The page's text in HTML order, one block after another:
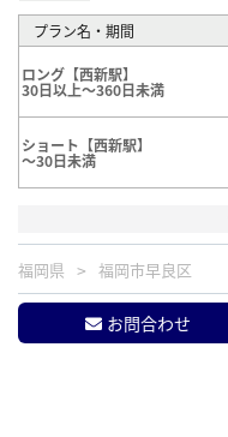
プラン名・期間
ロング【西新駅】
30日以上～360日未満
ショート【西新駅】
～30日未満
福岡県 福岡市早良区
お問合わせ